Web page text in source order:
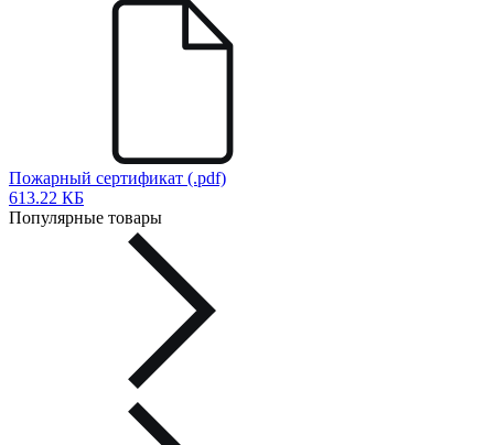
Пожарный сертификат (.pdf)
613.22 КБ
Популярные товары